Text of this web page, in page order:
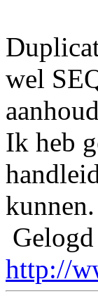
wel
Ik heb
kunnen.
Gelogd
http://